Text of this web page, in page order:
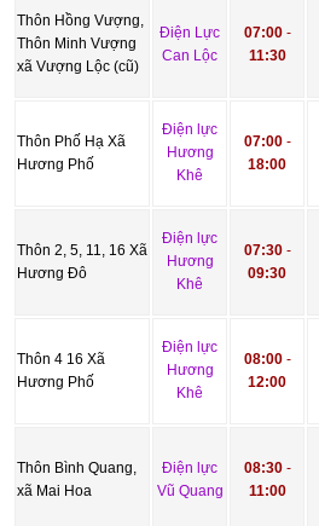
Thôn Hồng Vượng,
Thôn Minh Vượng
xã Vượng Lộc (cũ)
Điện Lực
Can Lộc
07:00-
11:30
Thôn Phố Hạ Xã
Hương Phố
Điện lực
Hương
Khê
07:00-
18:00
Thôn 2, 5, 11, 16 Xã
Hương Đô
Điện lực
Hương
Khê
07:30-
09:30
Thôn 4 16 Xã
Hương Phố
Điện lực
Hương
Khê
08:00-
12:00
Thôn Bình Quang,
xã Mai Hoa
Điện lực
Vũ Quang
08:30-
11:00